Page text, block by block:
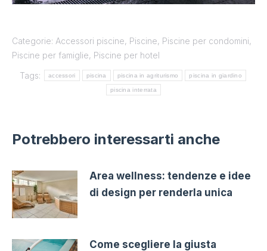
Categorie: Accessori piscine, Piscine, Piscine per condomini,
Piscine per famiglie, Piscine per hotel
Tags:
accessori piscina piscina in agriturismo piscina in giardino
piscina interrata
Potrebbero interessarti anche
Area wellness: tendenze e idee
di design per renderla unica
Come scegliere la giusta